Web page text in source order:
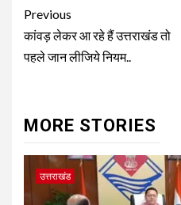
Continue
Reading
Previous
कांवड़ लेकर आ रहे हैं उत्तराखंड तो
पहले जान लीजिये नियम..
MORE STORIES
उत्तराखंड